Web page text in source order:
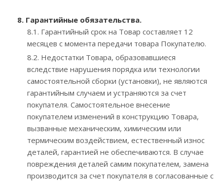
8. Гарантийные обязательства.
8.1. Гарантийный срок на Товар составляет 12
месяцев с момента передачи товара Покупателю.
8.2. Недостатки Товара, образовавшиеся
вследствие нарушения порядка или технологии
самостоятельной сборки (установки), не являются
гарантийным случаем и устраняются за счет
покупателя. Самостоятельное внесение
покупателем изменений в конструкцию Товара,
вызванные механическим, химическим или
термическим воздействием, естественный износ
деталей, гарантией не обеспечиваются. В случае
повреждения деталей самим покупателем, замена
производится за счет покупателя в согласованные с